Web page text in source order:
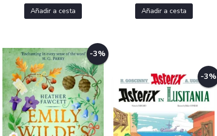
Añadir a cesta Añadir a cesta
-3%
-3%